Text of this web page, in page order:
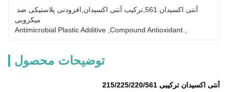
میکروبی
Compound Antioxidant
Antimicrobial Plastic Additive
توضیحات محصول
آنتی اکسیدان ترکیبی 215/225/220/561